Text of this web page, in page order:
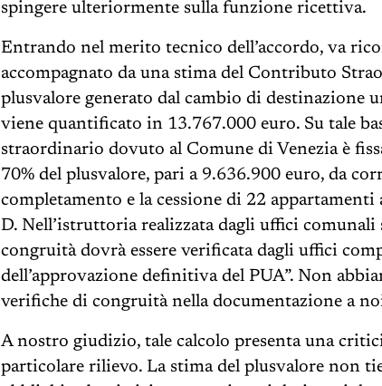
spingere ulteriormente sulla funzione ricettiva.
Entrando nel merito tecnico dell’accordo, va
accompagnato da una stima del Contributo
plusvalore generato dal cambio di destinazione
viene quantificato in 13.767.000 euro. Su tale
straordinario dovuto al Comune di Venezia è
70% del plusvalore, pari a 9.636.900 euro, da
completamento e la cessione di 22 appartamenti
D. Nell’istruttoria realizzata dagli uffici comunali
congruità dovrà essere verificata dagli uffici
dell’approvazione definitiva del PUA”. Non
verifiche di congruità nella documentazione a
A nostro giudizio, tale calcolo presenta una
particolare rilievo. La stima del plusvalore non